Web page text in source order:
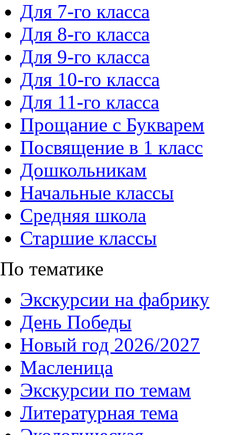
Для 7-го класса
Для 8-го класса
Для 9-го класса
Для 10-го класса
Для 11-го класса
Прощание с Букварем
Посвящение в 1 класс
Дошкольникам
Начальные классы
Средняя школа
Старшие классы
По тематике
Экскурсии на фабрику
День Победы
Новый год 2026/2027
Масленица
Экскурсии по темам
Литературная тема